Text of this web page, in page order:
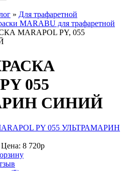
» Для трафаретной
MARABU для трафаретной
MARAPOL PY, 055
055
СИНИЙ
Цена: 8 720р